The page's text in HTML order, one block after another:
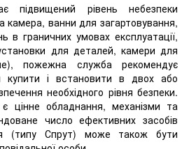
підвищений рівень небезпеки
камера, ванни для загартовування,
в граничних умовах експлуатації,
для деталей, камери для
пожежна служба рекомендує
купити і встановити в двох або
необхідного рівня безпеки.
цінне обладнання, механізми та
число ефективних засобів
(типу Спрут) може також бути